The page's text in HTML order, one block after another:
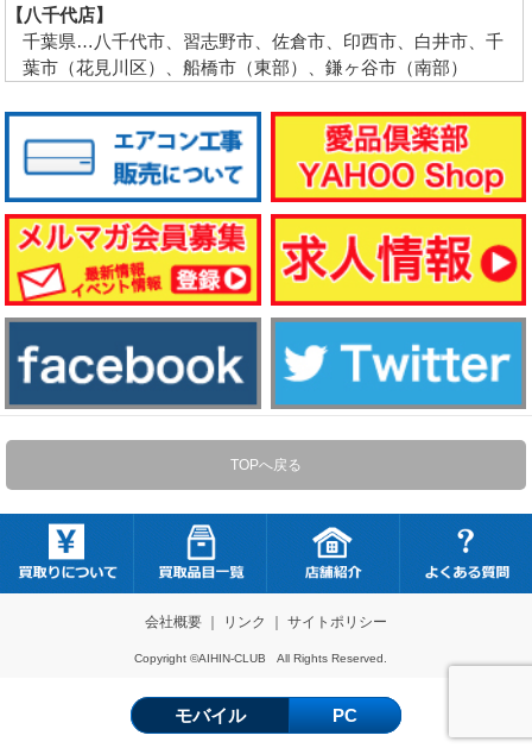
【八千代店】
千葉県…八千代市、習志野市、佐倉市、印西市、白井市、千
葉市（花見川区）、船橋市（東部）、鎌ヶ谷市（南部）
TOPへ戻る
会社概要｜ リンク サイトポリシー
Copyright ©AIHIN-CLUB All Rights Reserved.
モバイル PC